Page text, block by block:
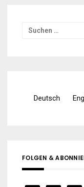
Suchen
Deutsch
FOLGEN &